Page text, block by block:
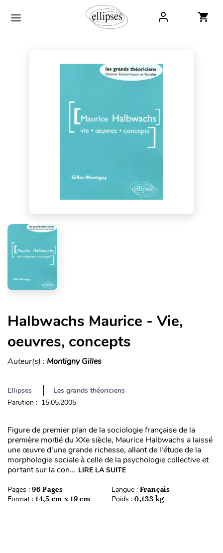
Halbwachs Maurice - Vie,
oeuvres, concepts
Auteur(s) : Montigny Gilles
Ellipses
Les grands théoriciens
Parution : 15.05.2005
Figure de premier plan de la sociologie française de la
première moitié du XXe siècle, Maurice Halbwachs a laissé
une œuvre d'une grande richesse, allant de l'étude de la
morphologie sociale à celle de la psychologie collective et
portant sur la con... LIRE LA SUITE
Pages : 96 Pages Langue : Français
Format : 14,5 cm x 19 cm Poids : 0,133 kg